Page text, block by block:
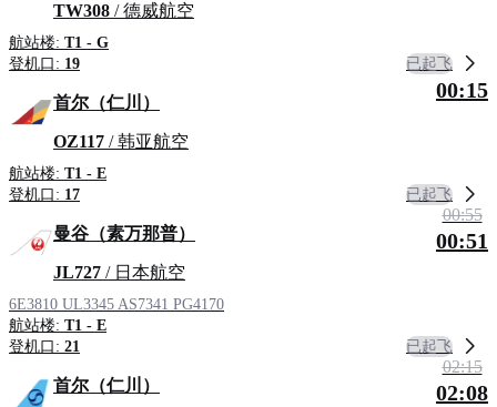
TW308 / 德威航空
航站楼: T1 - G
登机口: 19 已起飞
首尔（仁川）
OZ117 / 韩亚航空
航站楼: T1 - E
登机口: 17
00:15
已起飞
曼谷（素万那普）
JL727 / 日本航空
6E3810 UL3345 AS7341 PG4170
航站楼: T1 - E
登机口: 21
00:55
00:51
已起飞
首尔（仁川）
02:15
02:08